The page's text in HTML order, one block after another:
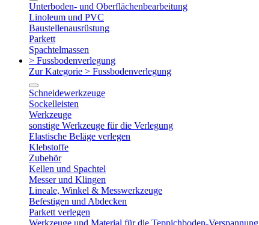
Unterboden- und Oberflächenbearbeitung
Linoleum und PVC
Baustellenausrüstung
Parkett
Spachtelmassen
> Fussbodenverlegung
Zur Kategorie > Fussbodenverlegung
Schneidewerkzeuge
Sockelleisten
Werkzeuge
sonstige Werkzeuge für die Verlegung
Elastische Beläge verlegen
Klebstoffe
Zubehör
Kellen und Spachtel
Messer und Klingen
Lineale, Winkel & Messwerkzeuge
Befestigen und Abdecken
Parkett verlegen
Werkzeuge und Material für die Teppichboden-Verspannung